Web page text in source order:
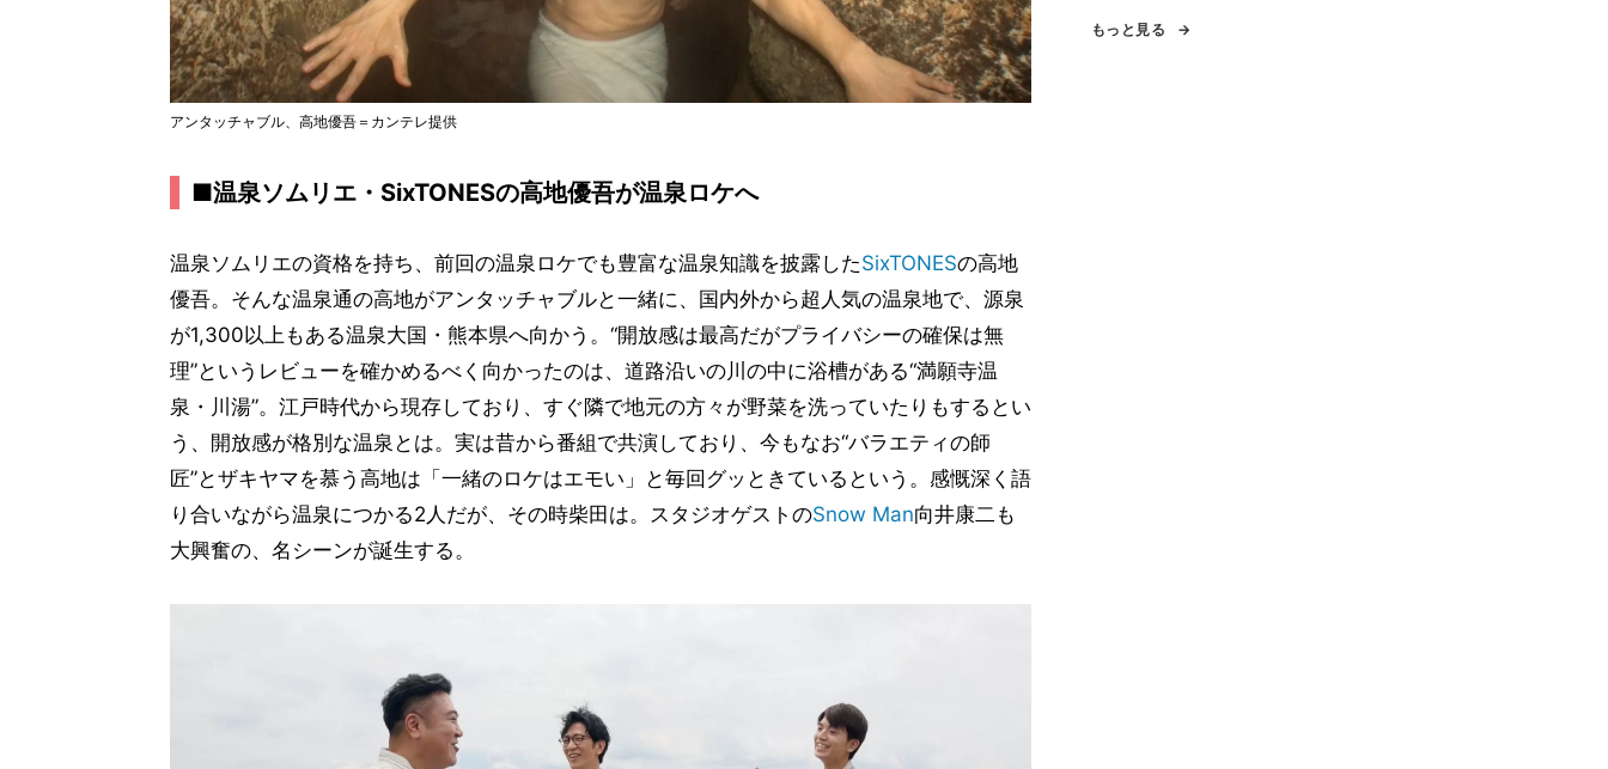
アンタッチャブル、高地優吾＝カンテレ提供
■温泉ソムリエ・SixTONESの高地優吾が温泉ロケへ
温泉ソムリエの資格を持ち、前回の温泉ロケでも豊富な温泉知識を披露したSixTONESの高地
優吾。そんな温泉通の高地がアンタッチャブルと一緒に、国内外から超人気の温泉地で、源泉
が1,300以上もある温泉大国・熊本県へ向かう。“開放感は最高だがプライバシーの確保は無
理”というレビューを確かめるべく向かったのは、道路沿いの川の中に浴槽がある“満願寺温
泉・川湯”。江戸時代から現存しており、すぐ隣で地元の方々が野菜を洗っていたりもするとい
う、開放感が格別な温泉とは。実は昔から番組で共演しており、今もなお“バラエティの師
匠”とザキヤマを慕う高地は「一緒のロケはエモい」と毎回グッときているという。感慨深く語
り合いながら温泉につかる2人だが、その時柴田は。スタジオゲストのSnow Man向井康二も
大興奮の、名シーンが誕生する。
もっと見る